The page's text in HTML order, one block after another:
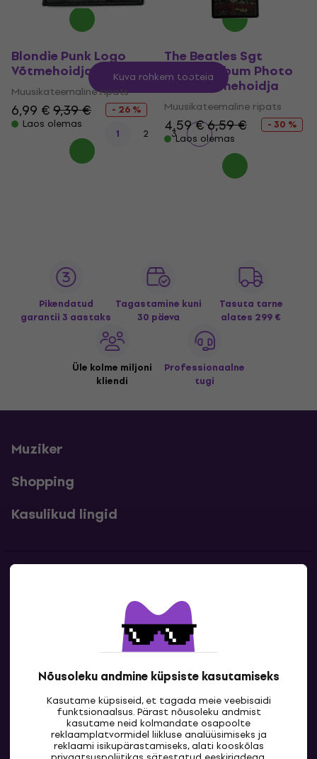
Nõusoleku andmine küpsiste kasutamiseks
Kasutame küpsiseid, et tagada meie veebisaidi
funktsionaalsus. Pärast nõusoleku andmist
kasutame neid kolmandate osapoolte
reklaamplatvormidel liikluse analüüsimiseks ja
reklaami isikupärastamiseks, alati kooskõlas
Blondie Punk Logo
Võtmehoidja
Muusikateemaline ripats
6,99 €9,39 €
- 26 %
Laos olemas
The Beatles Sgt
Pepper Album Photo
Print Võtmehoidja
Muusikateemaline ripats
4,59 €6,59 €
- 30 %
Laos olemas
Kuva rohkem tooteid
1 2 3
Pikendatud
garantii 3 aastaks
Tagastamine kuni
30 päeva
Tasuta tarne
alates 299 €
Üle kolme miljoni
kliendi
Professionaalne
tugi
Muziker
Shopping
Kasulikud lingid
Kontaktandmed
EE